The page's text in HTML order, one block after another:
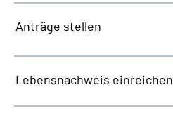
Anträge stellen
Lebensnachweis einreichen